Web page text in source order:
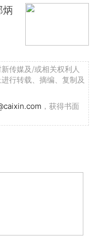
炳
传媒及/或相关权利人
行转载、摘编、复制及
，获得书面